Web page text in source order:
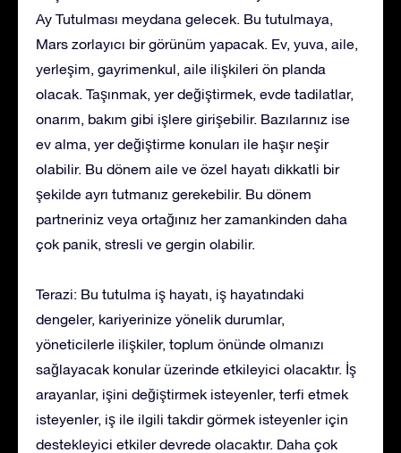
Ay Tutulması meydana gelecek. Bu tutulmaya,
Mars zorlayıcı bir görünüm yapacak. Ev, yuva, aile,
yerleşim, gayrimenkul, aile ilişkileri ön planda
olacak. Taşınmak, yer değiştirmek, evde tadilatlar,
onarım, bakım gibi işlere girişebilir. Bazılarınız ise
ev alma, yer değiştirme konuları ile haşır neşir
olabilir. Bu dönem aile ve özel hayatı dikkatli bir
şekilde ayrı tutmanız gerekebilir. Bu dönem
partneriniz veya ortağınız her zamankinden daha
çok panik, stresli ve gergin olabilir.
Terazi: Bu tutulma iş hayatı, iş hayatındaki
dengeler, kariyerinize yönelik durumlar,
yöneticilerle ilişkiler, toplum önünde olmanızı
sağlayacak konular üzerinde etkileyici olacaktır. İş
arayanlar, işini değiştirmek isteyenler, terfi etmek
isteyenler, iş ile ilgili takdir görmek isteyenler için
destekleyici etkiler devrede olacaktır. Daha çok